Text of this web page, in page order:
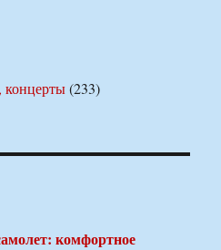
концерты(233)
комфортное